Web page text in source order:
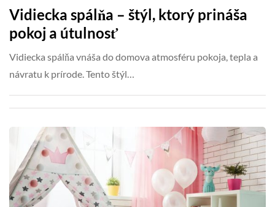
Vidiecka spálňa – štýl, ktorý prináša
pokoj a útulnosť
Vidiecka spálňa vnáša do domova atmosféru pokoja, tepla a
návratu k prírode. Tento štýl…